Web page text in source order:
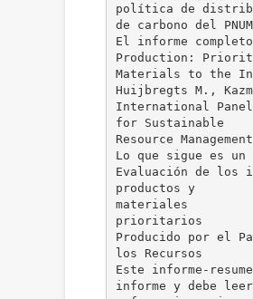
política de
de carbono del
El informe
Production:
Materials to the
Huijbregts M.,
International Panel
for Sustainable
Resource Management
Lo que sigue es
Evaluación de los
productos y
materiales
prioritarios
Producido por el
los Recursos
Este informe-
informe y debe